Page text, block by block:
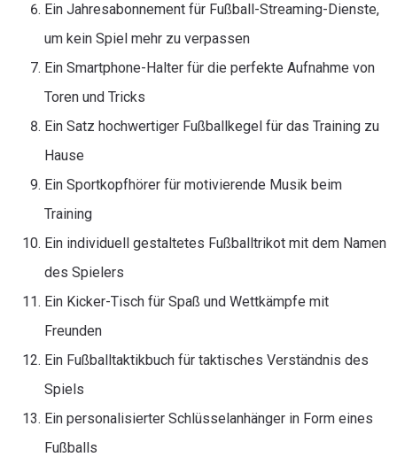
Ein Jahresabonnement für Fußball-Streaming-Dienste,
um kein Spiel mehr zu verpassen
Ein Smartphone-Halter für die perfekte Aufnahme von
Toren und Tricks
Ein Satz hochwertiger Fußballkegel für das Training zu
Hause
Ein Sportkopfhörer für motivierende Musik beim
Training
Ein individuell gestaltetes Fußballtrikot mit dem Namen
des Spielers
Ein Kicker-Tisch für Spaß und Wettkämpfe mit
Freunden
Ein Fußballtaktikbuch für taktisches Verständnis des
Spiels
Ein personalisierter Schlüsselanhänger in Form eines
Fußballs